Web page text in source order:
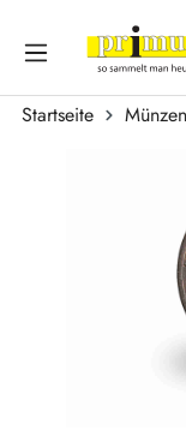
Zum Hauptinhalt
Startseite Münzen